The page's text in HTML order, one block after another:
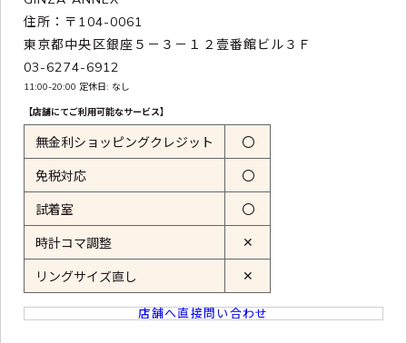
住所：〒104-0061
東京都中央区銀座５－３－１２壹番館ビル３Ｆ
03-6274-6912
11:00-20:00 定休日: なし
【店舗にてご利用可能なサービス】
無金利ショッピングクレジット 〇
免税対応 〇
試着室 〇
時計コマ調整 ✕
リングサイズ直し ✕
店舗へ直接問い合わせ